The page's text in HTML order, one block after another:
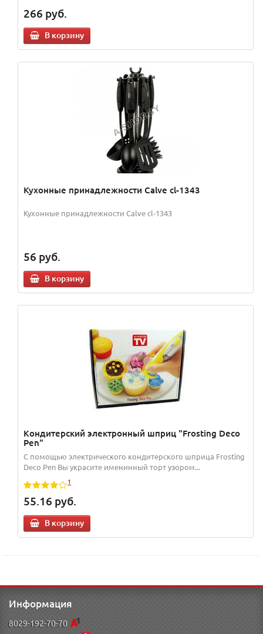
266 руб.
В корзину
Кухонные принадлежности Calve cl-1343
Кухонные принадлежности Calve cl-1343
56 руб.
В корзину
Кондитерский электронный шприц "Frosting Deco
Pen"
С помощью электрического кондитерского шприца Frosting
Deco Pen Вы украсите именинный торт узором...
1
55.16 руб.
В корзину
Информация
8029-192-70-70